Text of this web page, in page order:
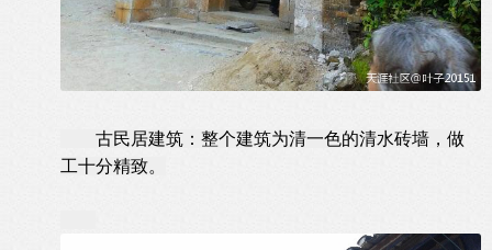
古民居建筑：整个建筑为清一色的清水砖墙，做
工十分精致。